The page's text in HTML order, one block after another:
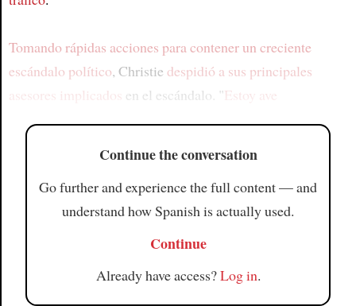
Tomando rápidas acciones para contener un creciente
escándalo político, Christie despidió a sus principales
asesores implicados en el escándalo. "Estoy ave
Continue the conversation
Go further and experience the full content — and
understand how Spanish is actually used.
Continue
Already have access?Log in.